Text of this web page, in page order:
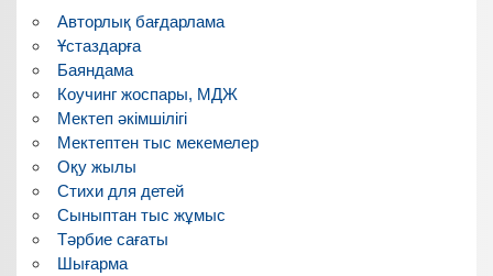
Авторлық бағдарлама
Ұстаздарға
Баяндама
Коучинг жоспары, МДЖ
Мектеп әкімшілігі
Мектептен тыс мекемелер
Оқу жылы
Стихи для детей
Сыныптан тыс жұмыс
Тәрбие сағаты
Шығарма